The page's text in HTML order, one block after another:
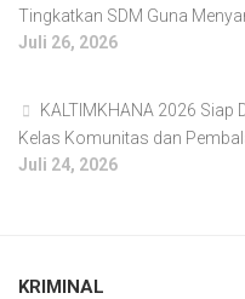
Tingkatkan SDM Guna
Juli 26, 2026
KALTIMKHANA 2026 Siap
Kelas Komunitas dan
Juli 24, 2026
KRIMINAL